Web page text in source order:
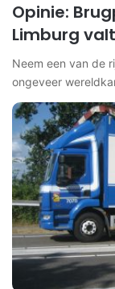
Opinie:
Limburg
Neem een van de
ongeveer